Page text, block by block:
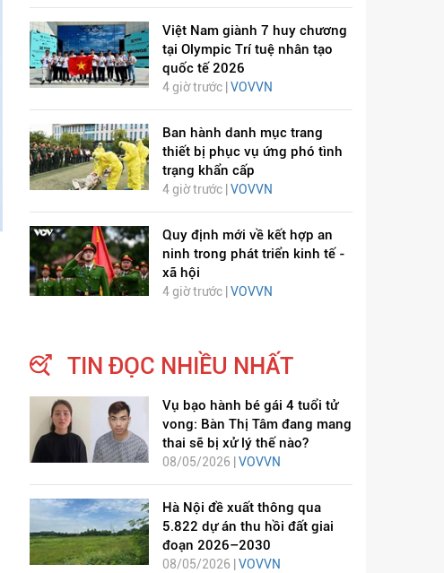
Việt Nam giành 7 huy chương
tại Olympic Trí tuệ nhân tạo
quốc tế 2026
4 giờ trước | VOVVN
Ban hành danh mục trang
thiết bị phục vụ ứng phó tình
trạng khẩn cấp
4 giờ trước | VOVVN
Quy định mới về kết hợp an
ninh trong phát triển kinh tế -
xã hội
4 giờ trước | VOVVN
TIN ĐỌC NHIỀU NHẤT
Vụ bạo hành bé gái 4 tuổi tử
vong: Bàn Thị Tâm đang mang
thai sẽ bị xử lý thế nào?
08/05/2026 | VOVVN
Hà Nội đề xuất thông qua
5.822 dự án thu hồi đất giai
đoạn 2026–2030
08/05/2026 | VOVVN